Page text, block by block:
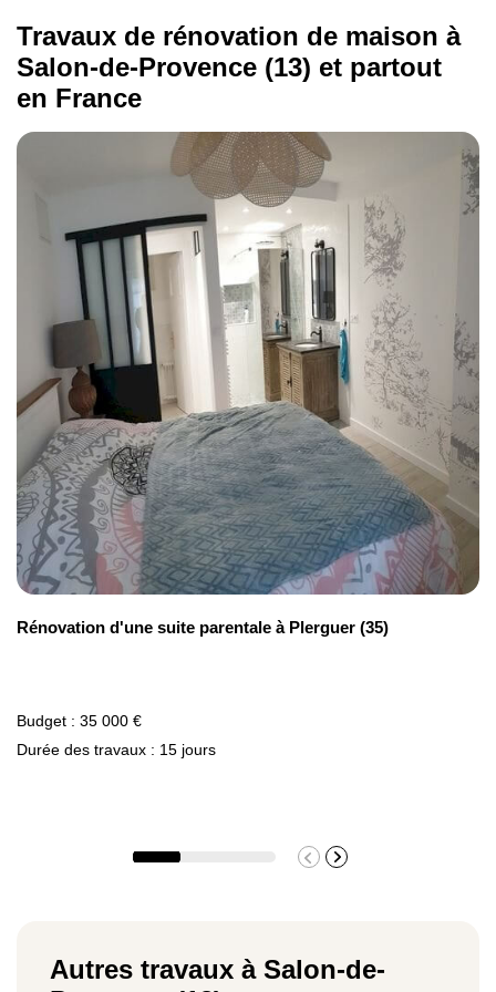
Travaux de rénovation de maison à
Salon-de-Provence (13) et partout
en France
Rénovation d'une suite parentale à Plerguer (35)
Budget : 35 000 €
Durée des travaux : 15 jours
Autres travaux à Salon-de-